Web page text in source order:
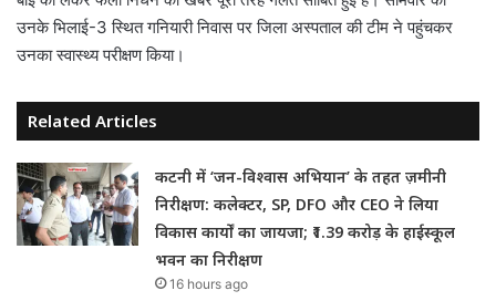
उनके भिलाई-3 स्थित गनियारी निवास पर जिला अस्पताल की टीम ने पहुंचकर
उनका स्वास्थ्य परीक्षण किया।
Related Articles
कटनी में ‘जन-विश्वास अभियान’ के तहत ज़मीनी
निरीक्षण: कलेक्टर, SP, DFO और CEO ने लिया
विकास कार्यों का जायजा; ₹1.39 करोड़ के हाईस्कूल
भवन का निरीक्षण
16 hours ago